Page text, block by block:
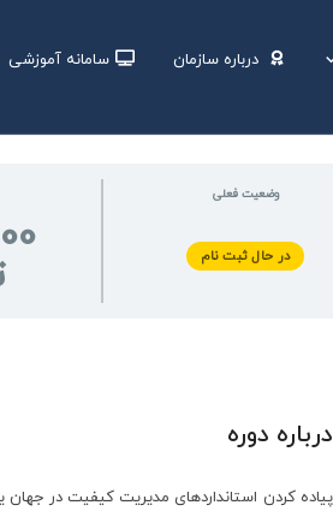
درباره سازمان سامانه آموزشی
وضعیت فعلی
در حال ثبت نام
درباره دوره